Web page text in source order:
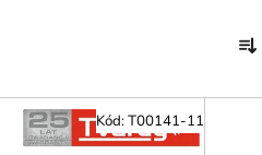
a
Kód:T00141-11